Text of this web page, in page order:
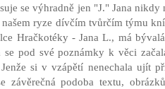
se výhradně jen "J." Jana nikdy
ryze dívčím tvůrčím týmu
Hračkotéky - Jana L., má
pod své poznámky k věci
si v vzápětí nenechala ujít
podoba textu,